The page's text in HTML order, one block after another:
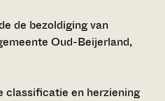
de bezoldiging van
Oud-Beijerland,
classificatie en herziening